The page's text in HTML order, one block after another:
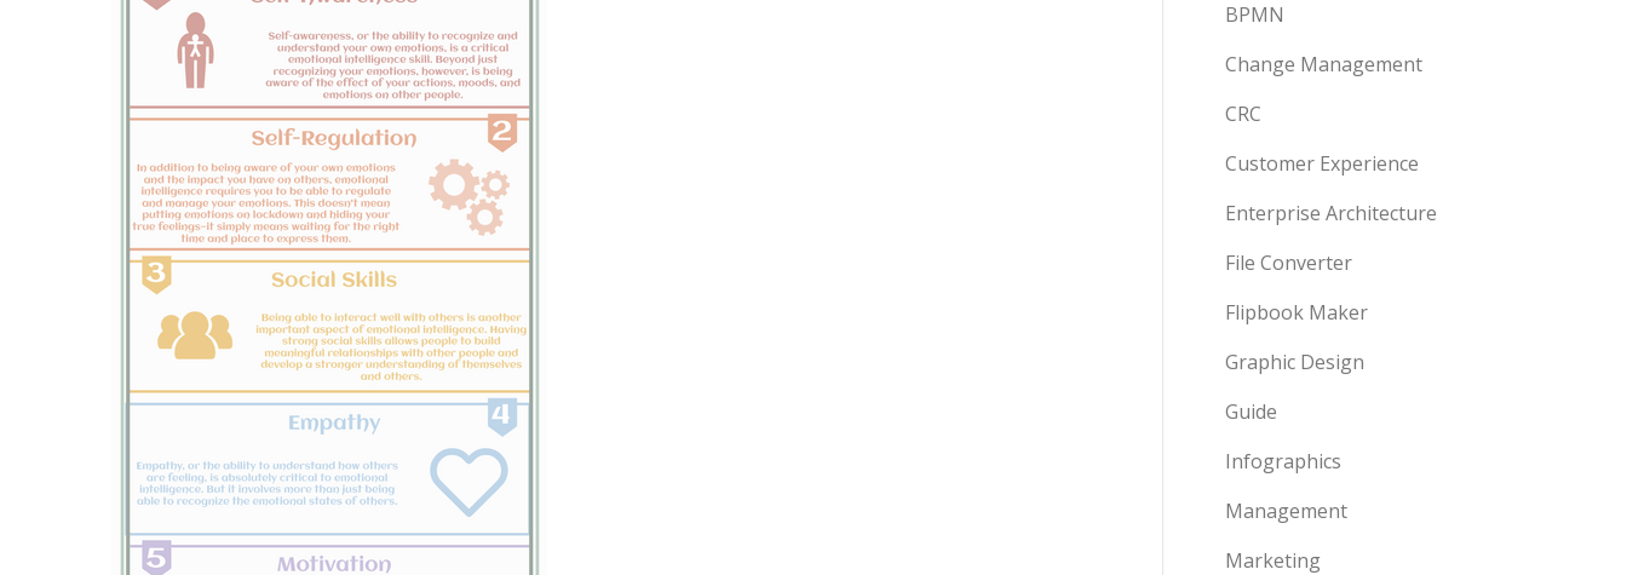
BPMN
Change Management
CRC
Customer Experience
Enterprise Architecture
File Converter
Flipbook Maker
Graphic Design
Guide
Infographics
Management
Marketing